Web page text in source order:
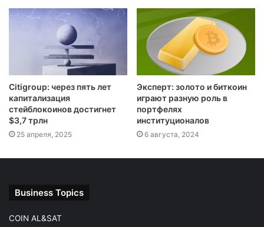
Citigroup: через пять лет
капитализация
стейблокоинов достигнет
$3,7 трлн
25 апреля, 2025
Эксперт: золото и биткоин
играют разную роль в
портфелях
институционалов
6 августа, 2024
Business Topics
COIN AL&SAT